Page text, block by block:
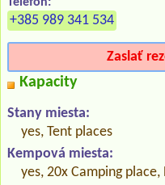
+385 989 341 534
Zaslať
Kapacity
Stany miesta:
yes, Tent places
Kempová miesta:
yes, 20x Camping place,